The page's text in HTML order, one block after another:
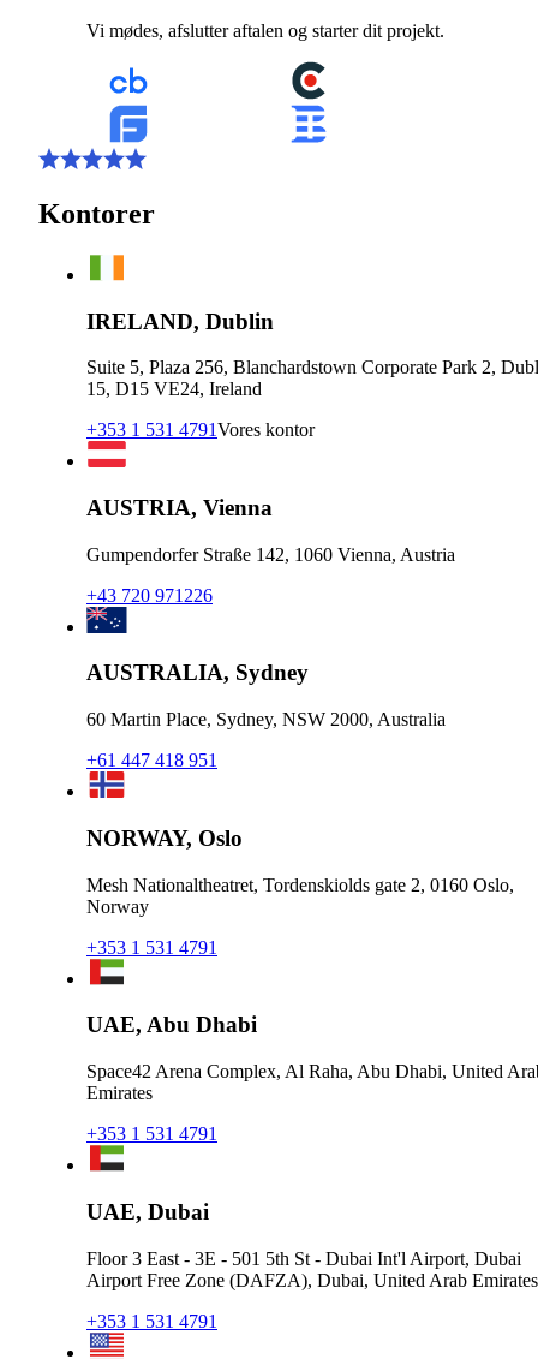
Vi mødes, afslutter aftalen og starter dit projekt.
Kontorer
IRELAND, Dublin
Suite 5, Plaza 256, Blanchardstown Corporate Park 2,
15, D15 VE24, Ireland
+353 1 531 4791Vores kontor
AUSTRIA, Vienna
Gumpendorfer Straße 142, 1060 Vienna, Austria
+43 720 971226
AUSTRALIA, Sydney
60 Martin Place, Sydney, NSW 2000, Australia
+61 447 418 951
NORWAY, Oslo
Mesh Nationaltheatret, Tordenskiolds gate 2, 0160 Oslo,
Norway
+353 1 531 4791
UAE, Abu Dhabi
Space42 Arena Complex, Al Raha, Abu Dhabi, United
Emirates
+353 1 531 4791
UAE, Dubai
Floor 3 East - 3E - 501 5th St - Dubai Int'l Airport, Dubai
Airport Free Zone (DAFZA), Dubai, United Arab Emirates
+353 1 531 4791